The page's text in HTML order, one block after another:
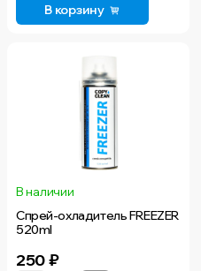
В корзину
В наличии
Спрей-охладитель FREEZER
520ml
250₽